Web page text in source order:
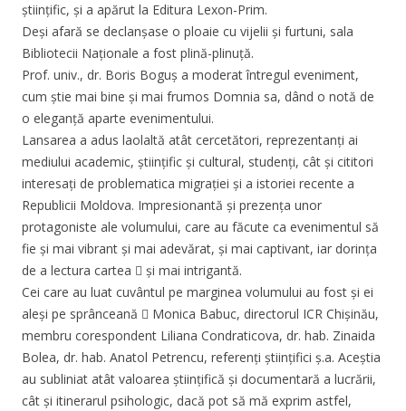
științific, și a apărut la Editura Lexon-Prim.
Deși afară se declanșase o ploaie cu vijelii și furtuni, sala
Bibliotecii Naționale a fost plină-plinuță.
Prof. univ., dr. Boris Boguș a moderat întregul eveniment,
cum știe mai bine și mai frumos Domnia sa, dând o notă de
o eleganță aparte evenimentului.
Lansarea a adus laolaltă atât cercetători, reprezentanți ai
mediului academic, științific și cultural, studenți, cât și cititori
interesați de problematica migrației și a istoriei recente a
Republicii Moldova. Impresionantă și prezența unor
protagoniste ale volumului, care au făcute ca evenimentul să
fie și mai vibrant și mai adevărat, și mai captivant, iar dorința
de a lectura cartea  și mai intrigantă.
Cei care au luat cuvântul pe marginea volumului au fost și ei
aleși pe sprânceană  Monica Babuc, directorul ICR Chișinău,
membru corespondent Liliana Condraticova, dr. hab. Zinaida
Bolea, dr. hab. Anatol Petrencu, referenți științifici ș.a. Aceștia
au subliniat atât valoarea științifică și documentară a lucrării,
cât și itinerarul psihologic, dacă pot să mă exprim astfel,